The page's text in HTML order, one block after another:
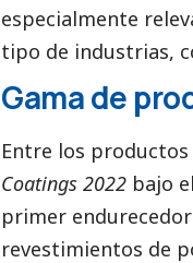
especialmente
tipo de industrias,
Gama de
Entre los
Coatings 2022 bajo
primer
revestimientos de